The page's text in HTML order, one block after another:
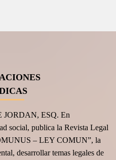
JORDAN, ESQ. En
social, publica la Revista Legal
– LEY COMUN”, la
desarrollar temas legales de